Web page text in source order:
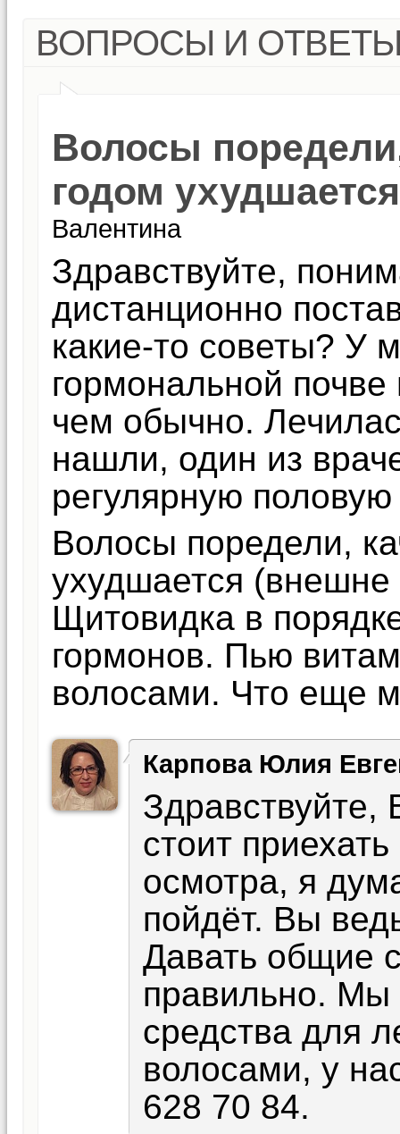
ВОПРОСЫ И
Волосы
годом ухудшается
Валентина
Здравствуйте,
дистанционно
какие-то советы? У
гормональной
чем обычно.
нашли, один из
регулярную
Волосы поредели,
ухудшается (внешне
Щитовидка в
гормонов. Пью
волосами. Что еще
Карпова Юлия
стоит
осмотра, я
пойдёт. Вы
Давать общие
правильно. Мы
средства для
волосами, у
628 70 84.